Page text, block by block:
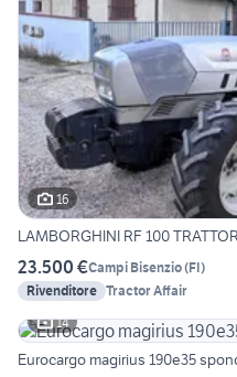
16
LAMBORGHINI RF 100
23.500 €Campi Bisenzio(FI)
Rivenditore Tractor Affair
14
Eurocargo magirius 190e35